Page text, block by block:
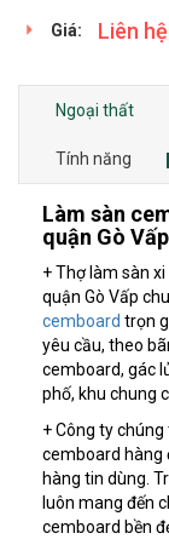
Giá: Liên hệ
Ngoại thất
Tính năng
Làm sàn
quận Gò Vấp
+ Thợ làm sàn
quận Gò Vấp
cemboard trọn
yêu cầu, theo
cemboard, gác
phố, khu chung
+ Công ty
cemboard hàng
hàng tin dùng.
luôn mang đến
cemboard bền